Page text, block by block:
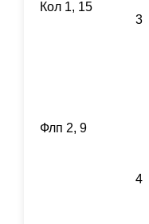
Кол 1, 15
3
Флп 2, 9
4